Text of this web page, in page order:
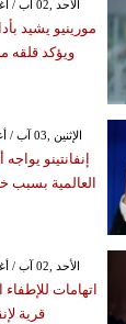
GMT 15:16 2026 الأحد ,02 آب / أغسطس
مورينيو يشيد
ويؤكد قلقه
GMT 10:19 2026 الإثنين ,03 آب / أغسطس
إنفانتينو
العالمية بسبب
GMT 22:02 2026 الأحد ,02 آب / أغسطس
اتهامات
قرية